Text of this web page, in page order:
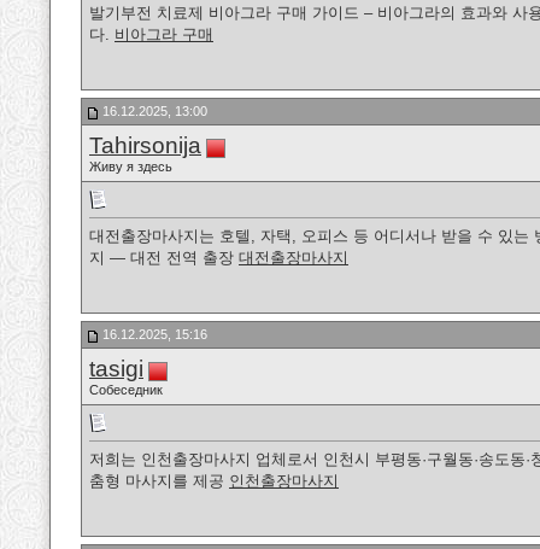
발기부전 치료제 비아그라 구매 가이드 – 비아그라의 효과와
다. 비아그라 구매
16.12.2025, 13:00
Tahirsonija
Живу я здесь
대전출장마사지는 호텔, 자택, 오피스 등 어디서나 받을 수 있
지 — 대전 전역 출장 대전출장마사지
16.12.2025, 15:16
tasigi
Собеседник
저희는 인천출장마사지 업체로서 인천시 부평동·구월동·송도동
춤형 마사지를 제공 인천출장마사지